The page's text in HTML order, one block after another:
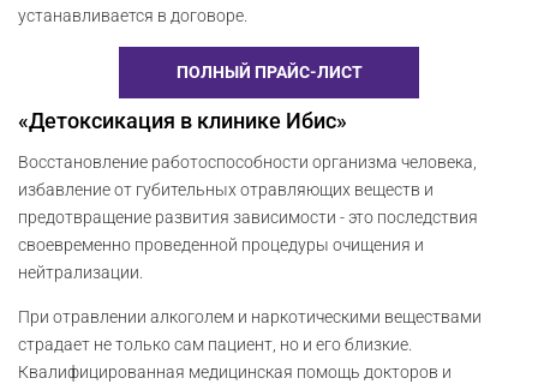
устанавливается в договоре.
ПОЛНЫЙ ПРАЙС-ЛИСТ
«Детоксикация в клинике Ибис»
Восстановление работоспособности организма человека,
избавление от губительных отравляющих веществ и
предотвращение развития зависимости - это последствия
своевременно проведенной процедуры очищения и
нейтрализации.
При отравлении алкоголем и наркотическими веществами
страдает не только сам пациент, но и его близкие.
Квалифицированная медицинская помощь докторов и